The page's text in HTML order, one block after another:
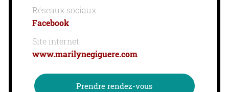
Réseaux sociaux
Facebook
Site internet
www.marilynegiguere.com
Prendre rendez-vous